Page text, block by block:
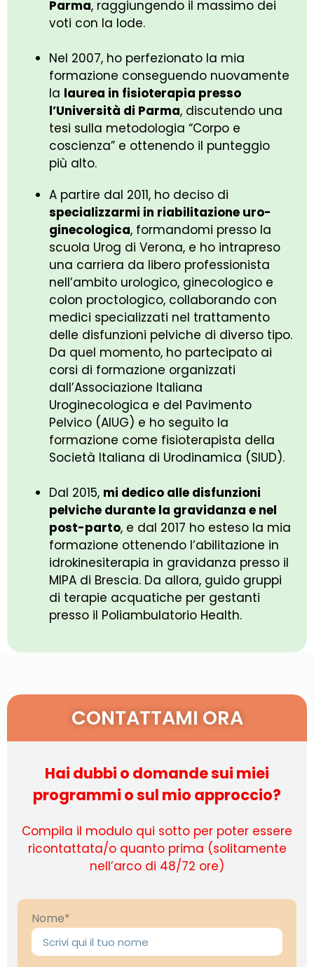
Parma, raggiungendo il massimo dei
voti con la lode.
Nel 2007, ho perfezionato la mia
formazione conseguendo nuovamente
la laurea in fisioterapia presso
l’Università di Parma, discutendo una
tesi sulla metodologia “Corpo e
coscienza” e ottenendo il punteggio
più alto.
A partire dal 2011, ho deciso di
specializzarmi in riabilitazione uro-
ginecologica, formandomi presso la
scuola Urog di Verona, e ho intrapreso
una carriera da libero professionista
nell’ambito urologico, ginecologico e
colon proctologico, collaborando con
medici specializzati nel trattamento
delle disfunzioni pelviche di diverso tipo.
Da quel momento, ho partecipato ai
corsi di formazione organizzati
dall’Associazione Italiana
Uroginecologica e del Pavimento
Pelvico (AIUG) e ho seguito la
formazione come fisioterapista della
Società Italiana di Urodinamica (SIUD).
Dal 2015, mi dedico alle disfunzioni
pelviche durante la gravidanza e nel
post-parto, e dal 2017 ho esteso la mia
formazione ottenendo l’abilitazione in
idrokinesiterapia in gravidanza presso il
MIPA di Brescia. Da allora, guido gruppi
di terapie acquatiche per gestanti
presso il Poliambulatorio Health.
CONTATTAMI ORA
Hai dubbi o domande sui miei
programmi o sul mio approccio?
Compila il modulo qui sotto per poter essere
ricontattata/o quanto prima (solitamente
nell’arco di 48/72 ore)
Nome*